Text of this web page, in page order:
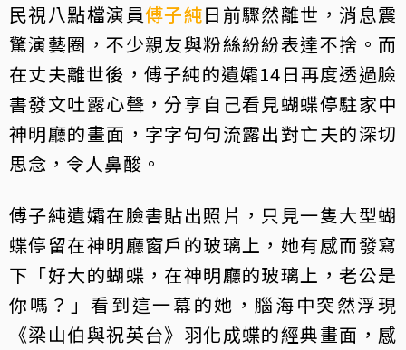
民視八點檔演員傅子純日前驟然離世，消息震
驚演藝圈，不少親友與粉絲紛紛表達不捨。而
在丈夫離世後，傅子純的遺孀14日再度透過臉
書發文吐露心聲，分享自己看見蝴蝶停駐家中
神明廳的畫面，字字句句流露出對亡夫的深切
思念，令人鼻酸。
傅子純遺孀在臉書貼出照片，只見一隻大型蝴
蝶停留在神明廳窗戶的玻璃上，她有感而發寫
下「好大的蝴蝶，在神明廳的玻璃上，老公是
你嗎？」看到這一幕的她，腦海中突然浮現
《梁山伯與祝英台》羽化成蝶的經典畫面，感